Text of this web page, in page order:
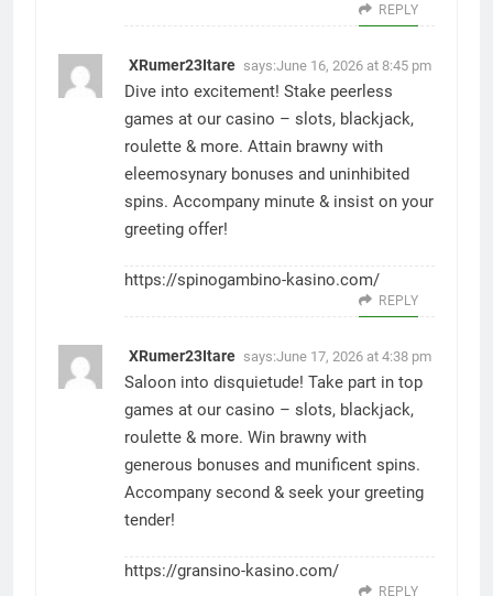
REPLY
XRumer23Itare says:June 16, 2026 at 8:45 pm
Dive into excitement! Stake peerless
games at our casino – slots, blackjack,
roulette & more. Attain brawny with
eleemosynary bonuses and uninhibited
spins. Accompany minute & insist on your
greeting offer!
https://spinogambino-kasino.com/
REPLY
XRumer23Itare says:June 17, 2026 at 4:38 pm
Saloon into disquietude! Take part in top
games at our casino – slots, blackjack,
roulette & more. Win brawny with
generous bonuses and munificent spins.
Accompany second & seek your greeting
tender!
https://gransino-kasino.com/
REPLY